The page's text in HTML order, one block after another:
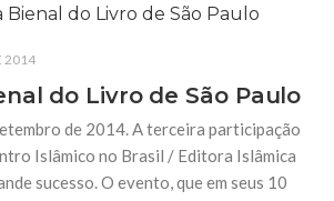
2014
do Livro de São Paulo
de 2014. A terceira participação
Islâmico no Brasil / Editora Islâmica
sucesso. O evento, que em seus 10